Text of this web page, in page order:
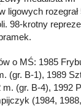
ligowych
98-krotny
o MŚ: 1985
(gr. B-1), 1989
m. (gr. B-4), 1992
(1984,